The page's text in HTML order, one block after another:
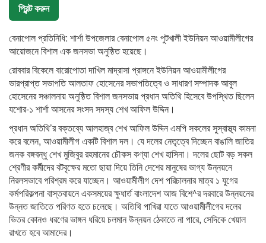
প্রিন্ট করুন
বেনাপোল প্রতিনিধি: শার্শা উপজেলার বেনাপোল ৫নং পুটখালী ইউনিয়ন আওয়ামীলীগের
আয়োজনে বিশাল এক জনসভা অনুষ্ঠিত হয়েছে।
রোববার বিকেলে বারোপোতা দাখিল মাদ্রাসা প্রাঙ্গনে ইউনিয়ন আওয়ামীলীগের
ভারপ্রাপ্ত সভাপতি আলতাফ হোসেনের সভাপতিত্বে ও সাধারণ সম্পাদক আবুল
হোসেনের সঞ্চালনায় অনুষ্ঠিত বিশাল জনসভায় প্রধান অতিথি হিসেবে উপস্থিত ছিলেন
যশোর-১ শার্শা আসনের সংসদ সদস্য শেখ আফিল উদ্দিন।
প্রধান অতিথি’র বক্তব্যে আলহাজ্ব শেখ আফিল উদ্দিন এমপি সকলের সুস্বাস্থ্য কামনা
করে বলেন, আওয়ামীলীগ একটি বিশাল দল। যে দলের নেতৃত্বে দিচ্ছেন বাঙালি জাতির
জনক বঙ্গবন্ধু শেখ মুজিবুর রহমানের চৌকস কণ্যা শেখ হাসিনা। দলের ছোট বড় সকল
শ্রেণীর কর্মীদের বটবৃক্ষের মতো ছায়া দিয়ে তিনি দেশের মানুষের ভাগ্য উন্নয়নে
নিরলসভাবে পরিশ্রম করে যাচ্ছেন। আওয়ামীলীগ দেশ পরিচালনার মাত্র ১ যুগের
কর্মপরিকল্পনা বাস্তবায়নে একসময়ের ক্ষুধার্ত বাংলাদেশ আজ বিশে^র দরবারে উন্নয়নের
উন্নত জাতিতে পরিণত হতে চলেছে। অতিথি পাখিরা যাতে আওয়ামীলীগের দলের
ভিতর কোনও ধরণের ভাঙ্গন ধরিয়ে চলমান উন্নয়ন ঠেকাতে না পারে, সেদিকে খেয়াল
রাখতে হবে আমাদের।